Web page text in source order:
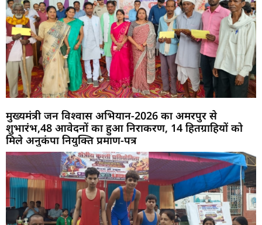
मुख्यमंत्री जन विश्वास अभियान-2026 का अमरपुर से
शुभारंभ,48 आवेदनों का हुआ निराकरण, 14 हितग्राहियों को
मिले अनुकंपा नियुक्ति प्रमाण-पत्र